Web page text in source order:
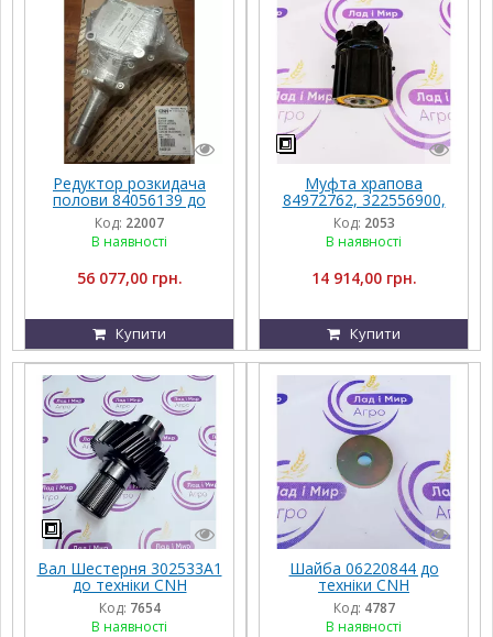
Редуктор розкидача
полови 84056139 до
Case, New Holland
CX6090 TC5080/CSX TX
Код: 22007
В наявності
56 077,00 грн.
Купити
Муфта храпова
84972762, 322556900,
322557000 до техніки
CNH
Код: 2053
В наявності
14 914,00 грн.
Купити
Вал Шестерня 302533A1
до техніки CNH
Код: 7654
В наявності
Шайба 06220844 до
техніки CNH
Код: 4787
В наявності